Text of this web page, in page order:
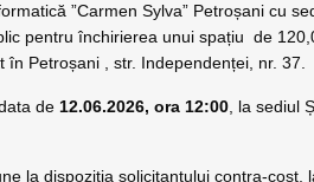
”Carmen Sylva” Petroșani cu
pentru închirierea unui spațiu de
în Petroșani , str. Independenței, nr. 37.
de 12.06.2026, ora 12:00 , la sediul
la dispoziția solicitantului contra-